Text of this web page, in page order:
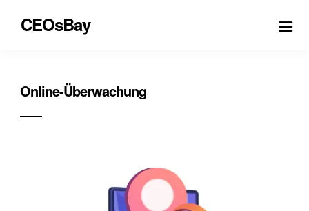
CEOsBay
Online-Überwachung